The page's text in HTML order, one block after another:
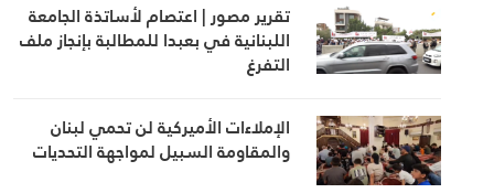
تقرير مصور | اعتصام لأساتذة الجامعة
اللبنانية في بعبدا للمطالبة بإنجاز ملف
التفرغ
الإملاءات الأميركية لن تحمي لبنان
والمقاومة السبيل لمواجهة التحديات